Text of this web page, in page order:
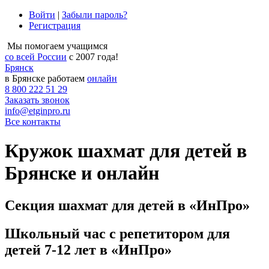
Войти | Забыли пароль?
Регистрация
Мы помогаем учащимся
со всей России с 2007 года!
Брянск
в Брянске работаем онлайн
8 800 222 51 29
Заказать звонок
info@etginpro.ru
Все контакты
Кружок шахмат для детей в
Брянске и онлайн
Секция шахмат для детей в «ИнПро»
Школьный час с репетитором для
детей 7-12 лет в «ИнПро»